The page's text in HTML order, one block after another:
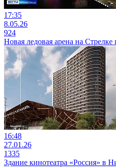
17:35
8.05.26
924
Новая ледовая арена на
16:48
27.01.26
1335
Здание кинотеатра «Россия» в